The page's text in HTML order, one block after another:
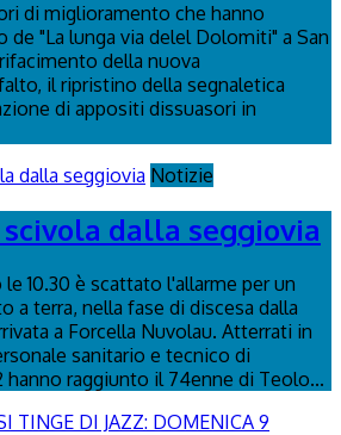
di miglioramento che hanno
de "La lunga via delel Dolomiti" a San
della nuova
il ripristino della segnaletica
di appositi dissuasori in
Notizie
scivola dalla seggiovia
10.30 è scattato l'allarme per un
a terra, nella fase di discesa dalla
a Forcella Nuvolau. Atterrati in
sanitario e tecnico di
raggiunto il 74enne di Teolo...